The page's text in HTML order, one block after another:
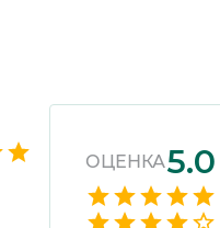
ОЦЕНКА5.0